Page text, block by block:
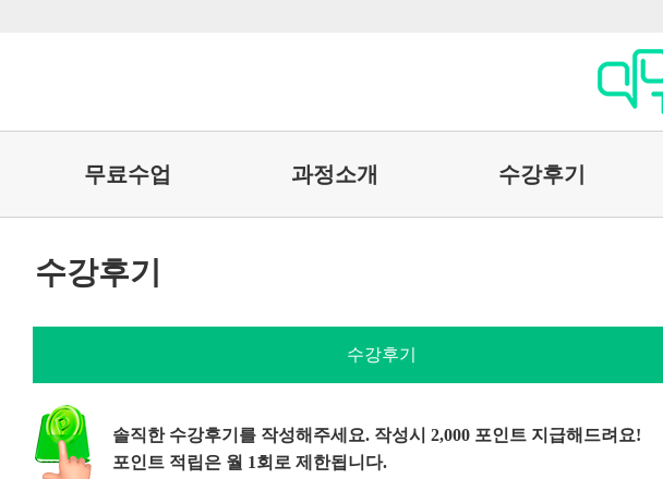
무료수업 과정소개 수강후기
수강후기
수강후기
솔직한 수강후기를 작성해주세요. 작성시 2,000 포인트 지급해드려요!
포인트 적립은 월 1회로 제한됩니다.